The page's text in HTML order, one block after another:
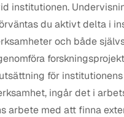
institutionen.
du aktivt delta i
och både
för
ingår det i
arbete med att finna